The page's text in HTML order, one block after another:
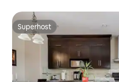
Superhost
Superhost